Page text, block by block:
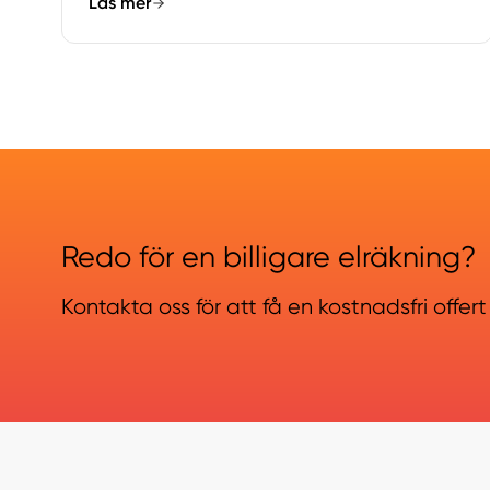
Redo för en billigare elräkning?
Kontakta oss för att få en kostnadsfri offert